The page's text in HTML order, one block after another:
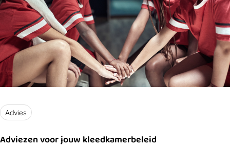
Advies
Adviezen voor jouw kleedkamerbeleid